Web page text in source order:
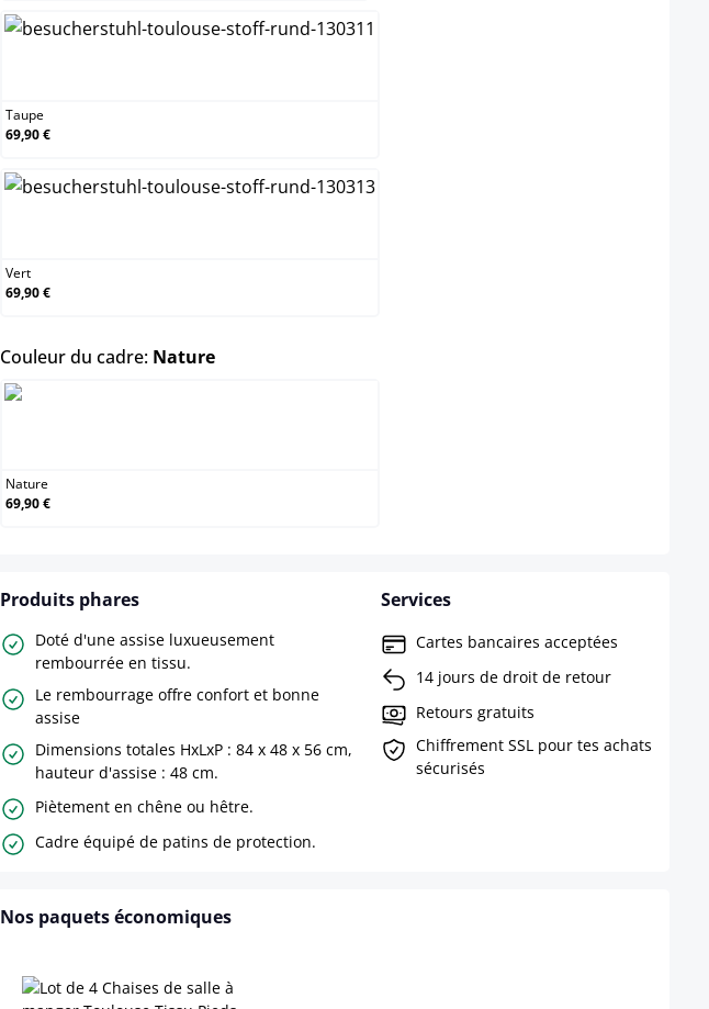
Taupe
69,90 €
Vert
69,90 €
Couleur du cadre: Natureselect
Nature
69,90 €
Produits phares
Doté d'une assise luxueusement
rembourrée en tissu.
Le rembourrage offre confort et bonne
assise
Dimensions totales HxLxP : 84 x 48 x 56 cm,
hauteur d'assise : 48 cm.
Piètement en chêne ou hêtre.
Cadre équipé de patins de protection.
Services
Cartes bancaires acceptées
14 jours de droit de retour
Retours gratuits
Chiffrement SSL pour tes achats
sécurisés
Nos paquets économiques